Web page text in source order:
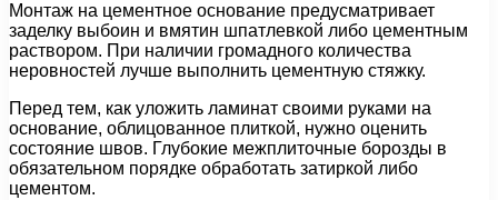
Монтаж на цементное основание предусматривает
заделку выбоин и вмятин шпатлевкой либо цементным
раствором. При наличии громадного количества
неровностей лучше выполнить цементную стяжку.
Перед тем, как уложить ламинат своими руками на
основание, облицованное плиткой, нужно оценить
состояние швов. Глубокие межплиточные борозды в
обязательном порядке обработать затиркой либо
цементом.